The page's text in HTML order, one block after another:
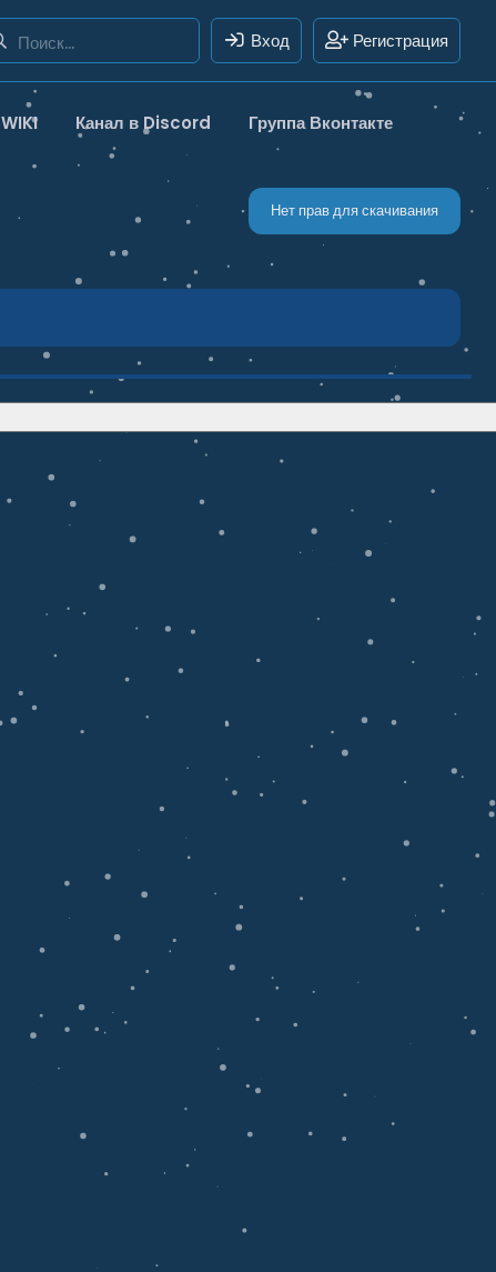
Вход Регистрация
WIKI Канал в Discord Группа Вконтакте
Нет прав для скачивания